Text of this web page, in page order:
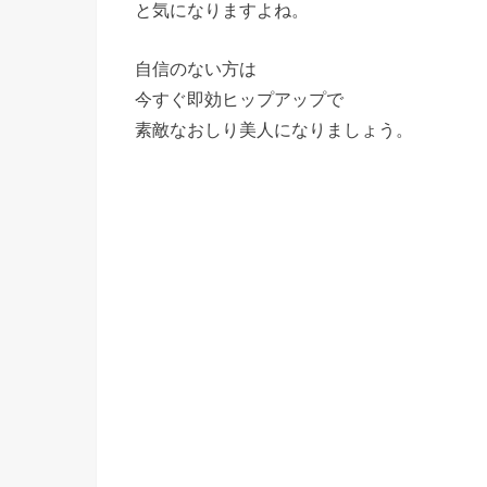
と気になりますよね。
自信のない方は
今すぐ即効ヒップアップで
素敵なおしり美人になりましょう。